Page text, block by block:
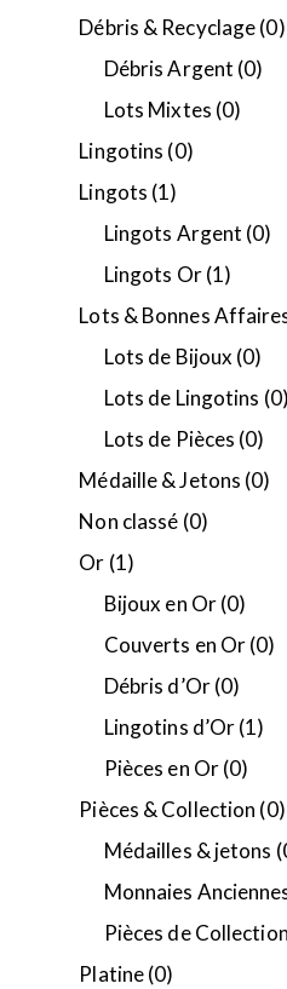
Débris & Recyclage(0)
Débris Argent (0)
Lots Mixtes (0)
Lingotins (0)
Lingots (1)
Lingots Argent (0)
Lingots Or (1)
Lots & Bonnes
Lots de Bijoux (0)
Lots de Lingotins (0)
Lots de Pièces (0)
Médaille & Jetons (0)
Non classé (0)
Or (1)
Bijoux en Or(0)
Couverts en Or(0)
Débris d’Or(0)
Lingotins d’Or(1)
Pièces en Or(0)
Pièces & Collection (0)
Médailles & jetons
Monnaies
Pièces de Collection
Platine(0)